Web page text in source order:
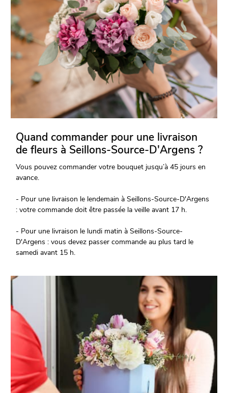
Quand commander pour une livraison
de fleurs à Seillons-Source-D'Argens ?
Vous pouvez commander votre bouquet jusqu’à 45 jours en
avance.
- Pour une livraison le lendemain à Seillons-Source-D'Argens
: votre commande doit être passée la veille avant 17 h.
- Pour une livraison le lundi matin à Seillons-Source-
D'Argens : vous devez passer commande au plus tard le
samedi avant 15 h.